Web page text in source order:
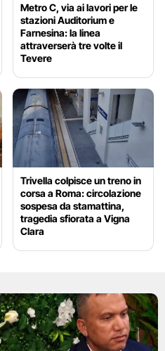
Metro C, via ai lavori per le
stazioni Auditorium e
Farnesina: la linea
attraverserà tre volte il
Tevere
Trivella colpisce un treno in
corsa a Roma: circolazione
sospesa da stamattina,
tragedia sfiorata a Vigna
Clara